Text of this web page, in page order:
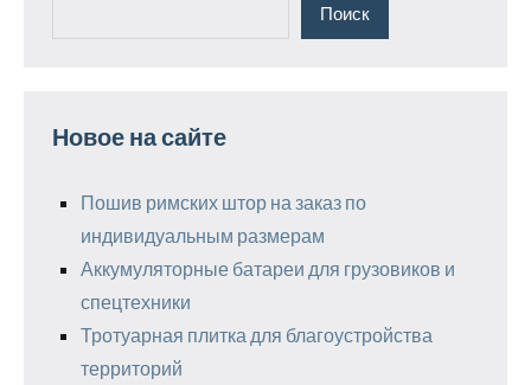
Поиск
Новое на сайте
Пошив римских штор на заказ по
индивидуальным размерам
Аккумуляторные батареи для грузовиков и
спецтехники
Тротуарная плитка для благоустройства
территорий